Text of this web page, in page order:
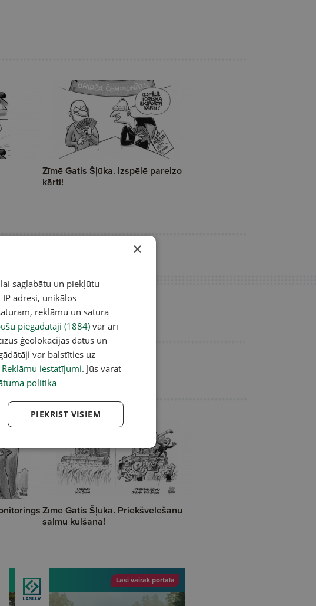
Zīmē Gatis Šļūka. Izspēlē pareizo
kārti!
Zīmē Gatis Šļūka. Priekšvēlēšanu
salmu kulšana!
×
saglabātu un piekļūtu
adresi, unikālos
reklāmu un satura
piegādātāji (1884) var arī
ģeolokācijas datus un
var balstīties uz
Reklāmu iestatījumi. Jūs varat
politika
PIEKRIST VISIEM